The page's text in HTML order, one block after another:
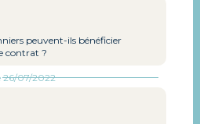
peuvent-ils bénéficier
contrat ?
26/07/2022